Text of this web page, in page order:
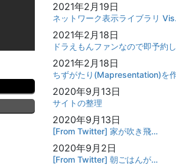
2021年2月19日
ネットワーク表示ライブラリ
2021年2月18日
ドラえもんファンなので即予約
2021年2月18日
ちずがたり(Mapresentation)を
2020年9月13日
サイトの整理
2020年9月13日
[From Twitter] 家が吹き飛…
2020年9月2日
[From Twitter] 朝ごはんが…